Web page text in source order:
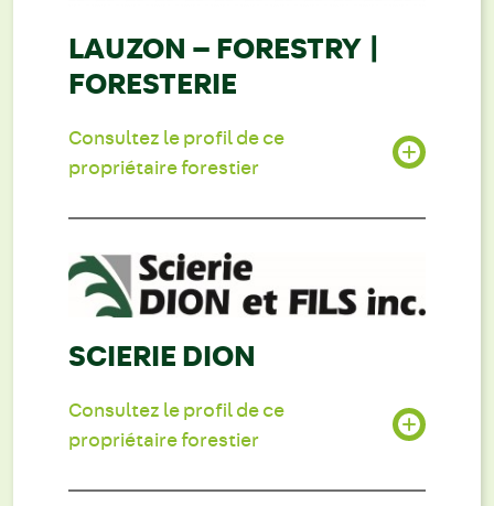
LAUZON – FORESTRY |
FORESTERIE
Consultez le profil de ce
propriétaire forestier
SCIERIE DION
Consultez le profil de ce
propriétaire forestier